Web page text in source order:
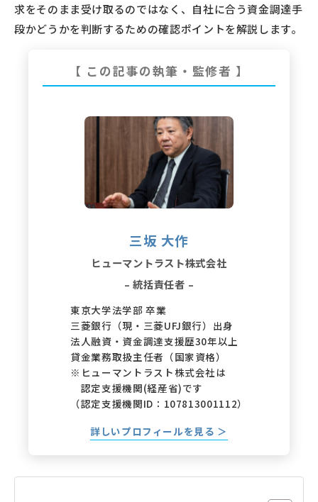
求をそのまま受け取るのではなく、自社に合う資金調達手
段かどうかを判断するための確認ポイントを解説します。
【 この記事の執筆・監修者 】
三坂 大作
ヒューマントラスト株式会社
– 統括責任者 –
東京大学法学部 卒業
三菱銀行（現・三菱UFJ銀行）出身
法人融資・資金調達支援歴30年以上
貸金業務取扱主任者（国家資格）
※ヒューマントラスト株式会社は
認定支援機関(経産省)です
（認定支援機関ID：107813001112）
詳しいプロフィールを見る ＞